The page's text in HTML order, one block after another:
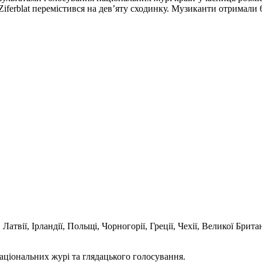
перемістився на дев’яту сходинку. Музиканти отримали
Ірландії, Польщі, Чорногорії, Греції, Чехії, Великої
журі та глядацького голосування.